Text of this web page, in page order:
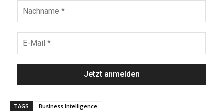
TAGS Business Intelligence